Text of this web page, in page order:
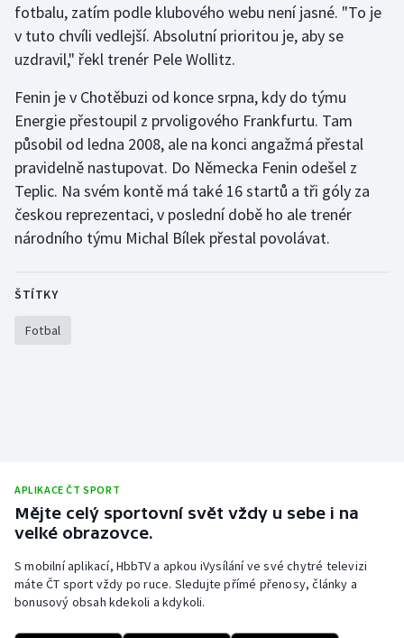
Jezdectví
Krasobruslení
Lezení
Lyže a snowboard
Moderní pětiboj
Motorsport
Olympijské hry
Ragby
Rychlostní kanoistika
fotbalu, zatím podle klubového webu není jasné. "To je
v tuto chvíli vedlejší. Absolutní prioritou je, aby se
uzdravil," řekl trenér Pele Wollitz.
Fenin je v Chotěbuzi od konce srpna, kdy do týmu
Energie přestoupil z prvoligového Frankfurtu. Tam
působil od ledna 2008, ale na konci angažmá přestal
pravidelně nastupovat. Do Německa Fenin odešel z
Teplic. Na svém kontě má také 16 startů a tři góly za
českou reprezentaci, v poslední době ho ale trenér
národního týmu Michal Bílek přestal povolávat.
ŠTÍTKY
Fotbal
APLIKACE ČT SPORT
Mějte celý sportovní svět vždy u sebe i na
velké obrazovce.
S mobilní aplikací, HbbTV a apkou iVysílání ve své chytré televizi
máte ČT sport vždy po ruce. Sledujte přímé přenosy, články a
bonusový obsah kdekoli a kdykoli.